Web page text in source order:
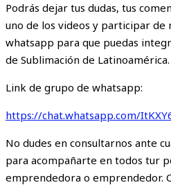
Podrás dejar tus dudas, tus
uno de los videos y participar de
whatsapp para que puedas
de Sublimación de Latinoamérica.
Link de grupo de whatsapp:
https://chat.whatsapp.com/
No dudes en consultarnos ante
para acompañarte en todos tur
emprendedora o emprendedor.